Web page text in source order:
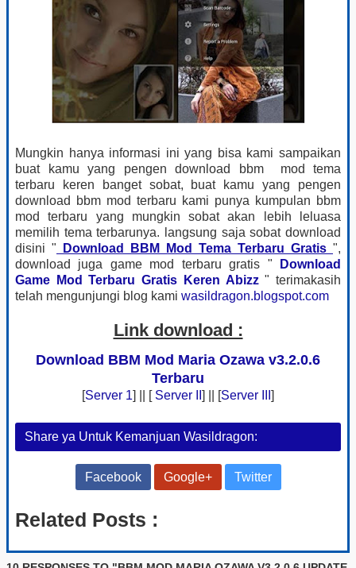
Mungkin hanya informasi ini yang bisa kami sampaikan
buat kamu yang pengen download bbm mod tema
terbaru keren banget sobat, buat kamu yang pengen
download bbm mod terbaru kami punya kumpulan bbm
mod terbaru yang mungkin sobat akan lebih leluasa
memilih tema terbarunya. langsung saja sobat download
disini " Download BBM Mod Tema Terbaru Gratis ",
download juga game mod terbaru gratis "
Download
Game Mod Terbaru Gratis Keren Abizz" terimakasih
telah mengunjungi blog kami wasildragon.blogspot.com
Link download :
Download BBM Mod Maria Ozawa v3.2.0.6
Terbaru
[Server 1] || [Server II ] || [Server III ]
Share ya Untuk Kemanjuan Wasildragon:
Facebook Google+ Twitter
Related Posts :